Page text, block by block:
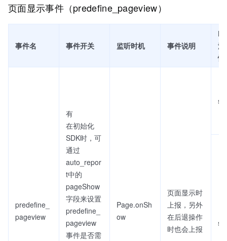
页面显示事件（predefine_pageview）
事件名 事件开关 监听时机 事件说明
流
性
predefine_
pageview
有
在初始化
SDK时，可
通过
auto_repor
t中的
pageShow
字段来设置
predefine_
pageview
事件是否需
Page.onSh
ow
页面显示时
上报，另外
在后退操作
时也会上报